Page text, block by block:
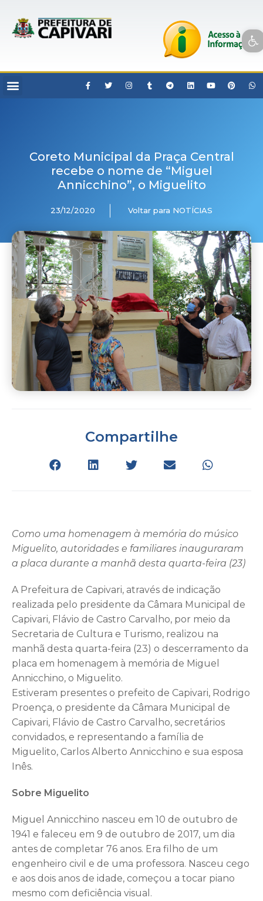
Open toolbar
Coreto Municipal da Praça Central
recebe o nome de “Miguel
Annicchino”, o Miguelito
23/12/2020 Voltar para NOTÍCIAS
Compartilhe
Como uma homenagem à memória do músico
Miguelito, autoridades e familiares inauguraram
a placa durante a manhã desta quarta-feira (23)
A Prefeitura de Capivari, através de indicação
realizada pelo presidente da Câmara Municipal de
Capivari, Flávio de Castro Carvalho, por meio da
Secretaria de Cultura e Turismo, realizou na
manhã desta quarta-feira (23) o descerramento da
placa em homenagem à memória de Miguel
Annicchino, o Miguelito.
Estiveram presentes o prefeito de Capivari, Rodrigo
Proença, o presidente da Câmara Municipal de
Capivari, Flávio de Castro Carvalho, secretários
convidados, e representando a família de
Miguelito, Carlos Alberto Annicchino e sua esposa
Inês.
Sobre Miguelito
Miguel Annicchino nasceu em 10 de outubro de
1941 e faleceu em 9 de outubro de 2017, um dia
antes de completar 76 anos. Era filho de um
engenheiro civil e de uma professora. Nasceu cego
e aos dois anos de idade, começou a tocar piano
mesmo com deficiência visual.